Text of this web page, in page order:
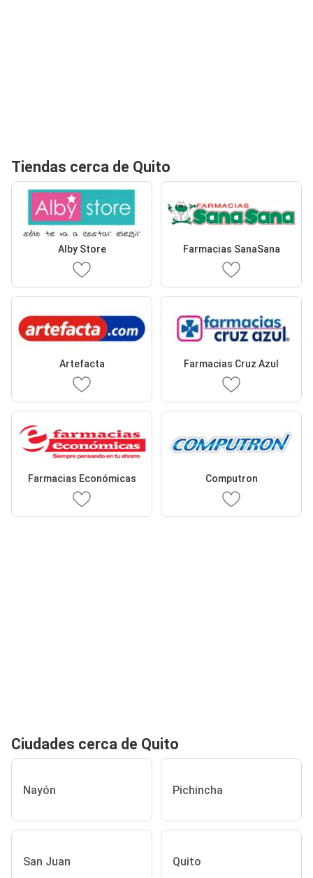
Tiendas cerca de Quito
Alby Store Farmacias SanaSana
Artefacta Farmacias Cruz Azul
Farmacias Económicas Computron
Ciudades cerca de Quito
Nayón Pichincha
San Juan Quito